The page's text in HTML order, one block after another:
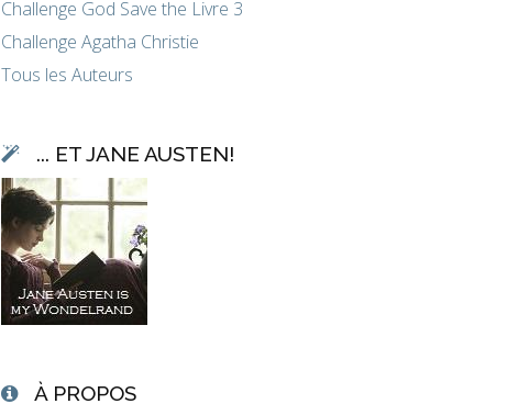
Challenge God Save the Livre 3
Challenge Agatha Christie
Tous les Auteurs
... ET JANE AUSTEN!
À PROPOS